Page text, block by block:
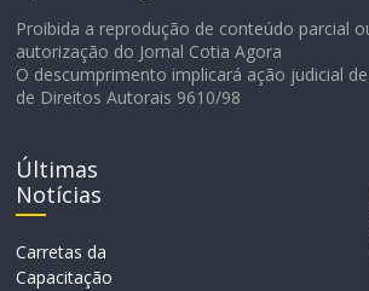
Proibida a reprodução de conteúdo parcial
autorização do Jornal Cotia Agora
O descumprimento implicará ação judicial
de Direitos Autorais 9610/98
Últimas
Notícias
Carretas da
Capacitação